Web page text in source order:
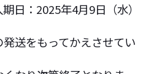
日：2025年4月9日（水）
送をもってかえさせてい